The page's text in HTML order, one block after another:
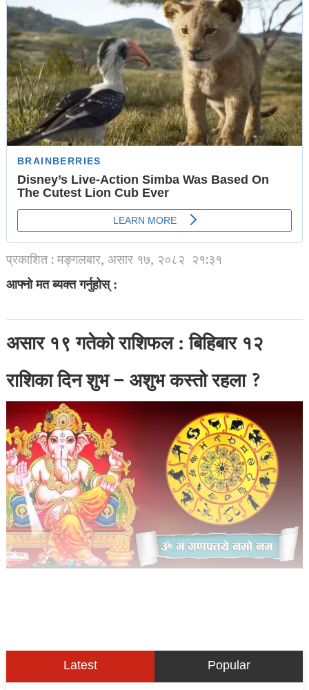
प्रकाशित : मङ्गलबार, असार १७, २०८२ २१:३१
आफ्नो मत ब्यक्त गर्नुहोस् :
असार १९ गतेको राशिफल : बिहिबार १२
राशिका दिन शुभ – अशुभ कस्तो रहला ?
Latest Popular